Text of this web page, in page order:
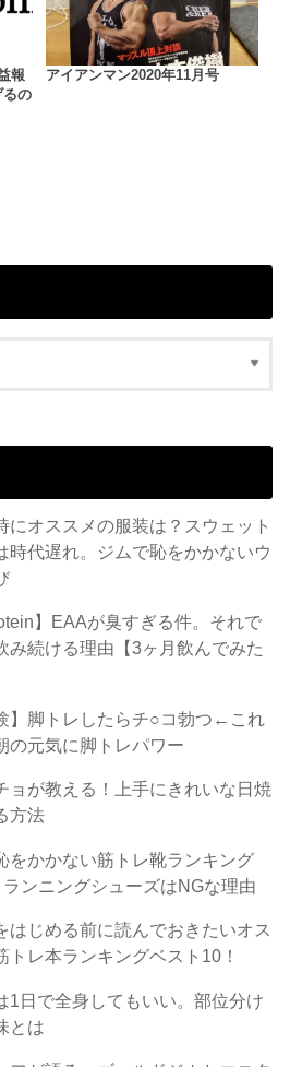
報
るの
アイアンマン2020年11月号
にオススメの服装は？スウェット
時代遅れ。ジムで恥をかかないウ
】EAAが臭すぎる件。それで
み続ける理由【3ヶ月飲んでみた
】脚トレしたらチ○コ勃つ←これ
の元気に脚トレパワー
ョが教える！上手にきれいな日焼
方法
をかかない筋トレ靴ランキング
ンニングシューズはNGな理由
はじめる前に読んでおきたいオス
トレ本ランキングベスト10！
1日で全身してもいい。部位分け
とは